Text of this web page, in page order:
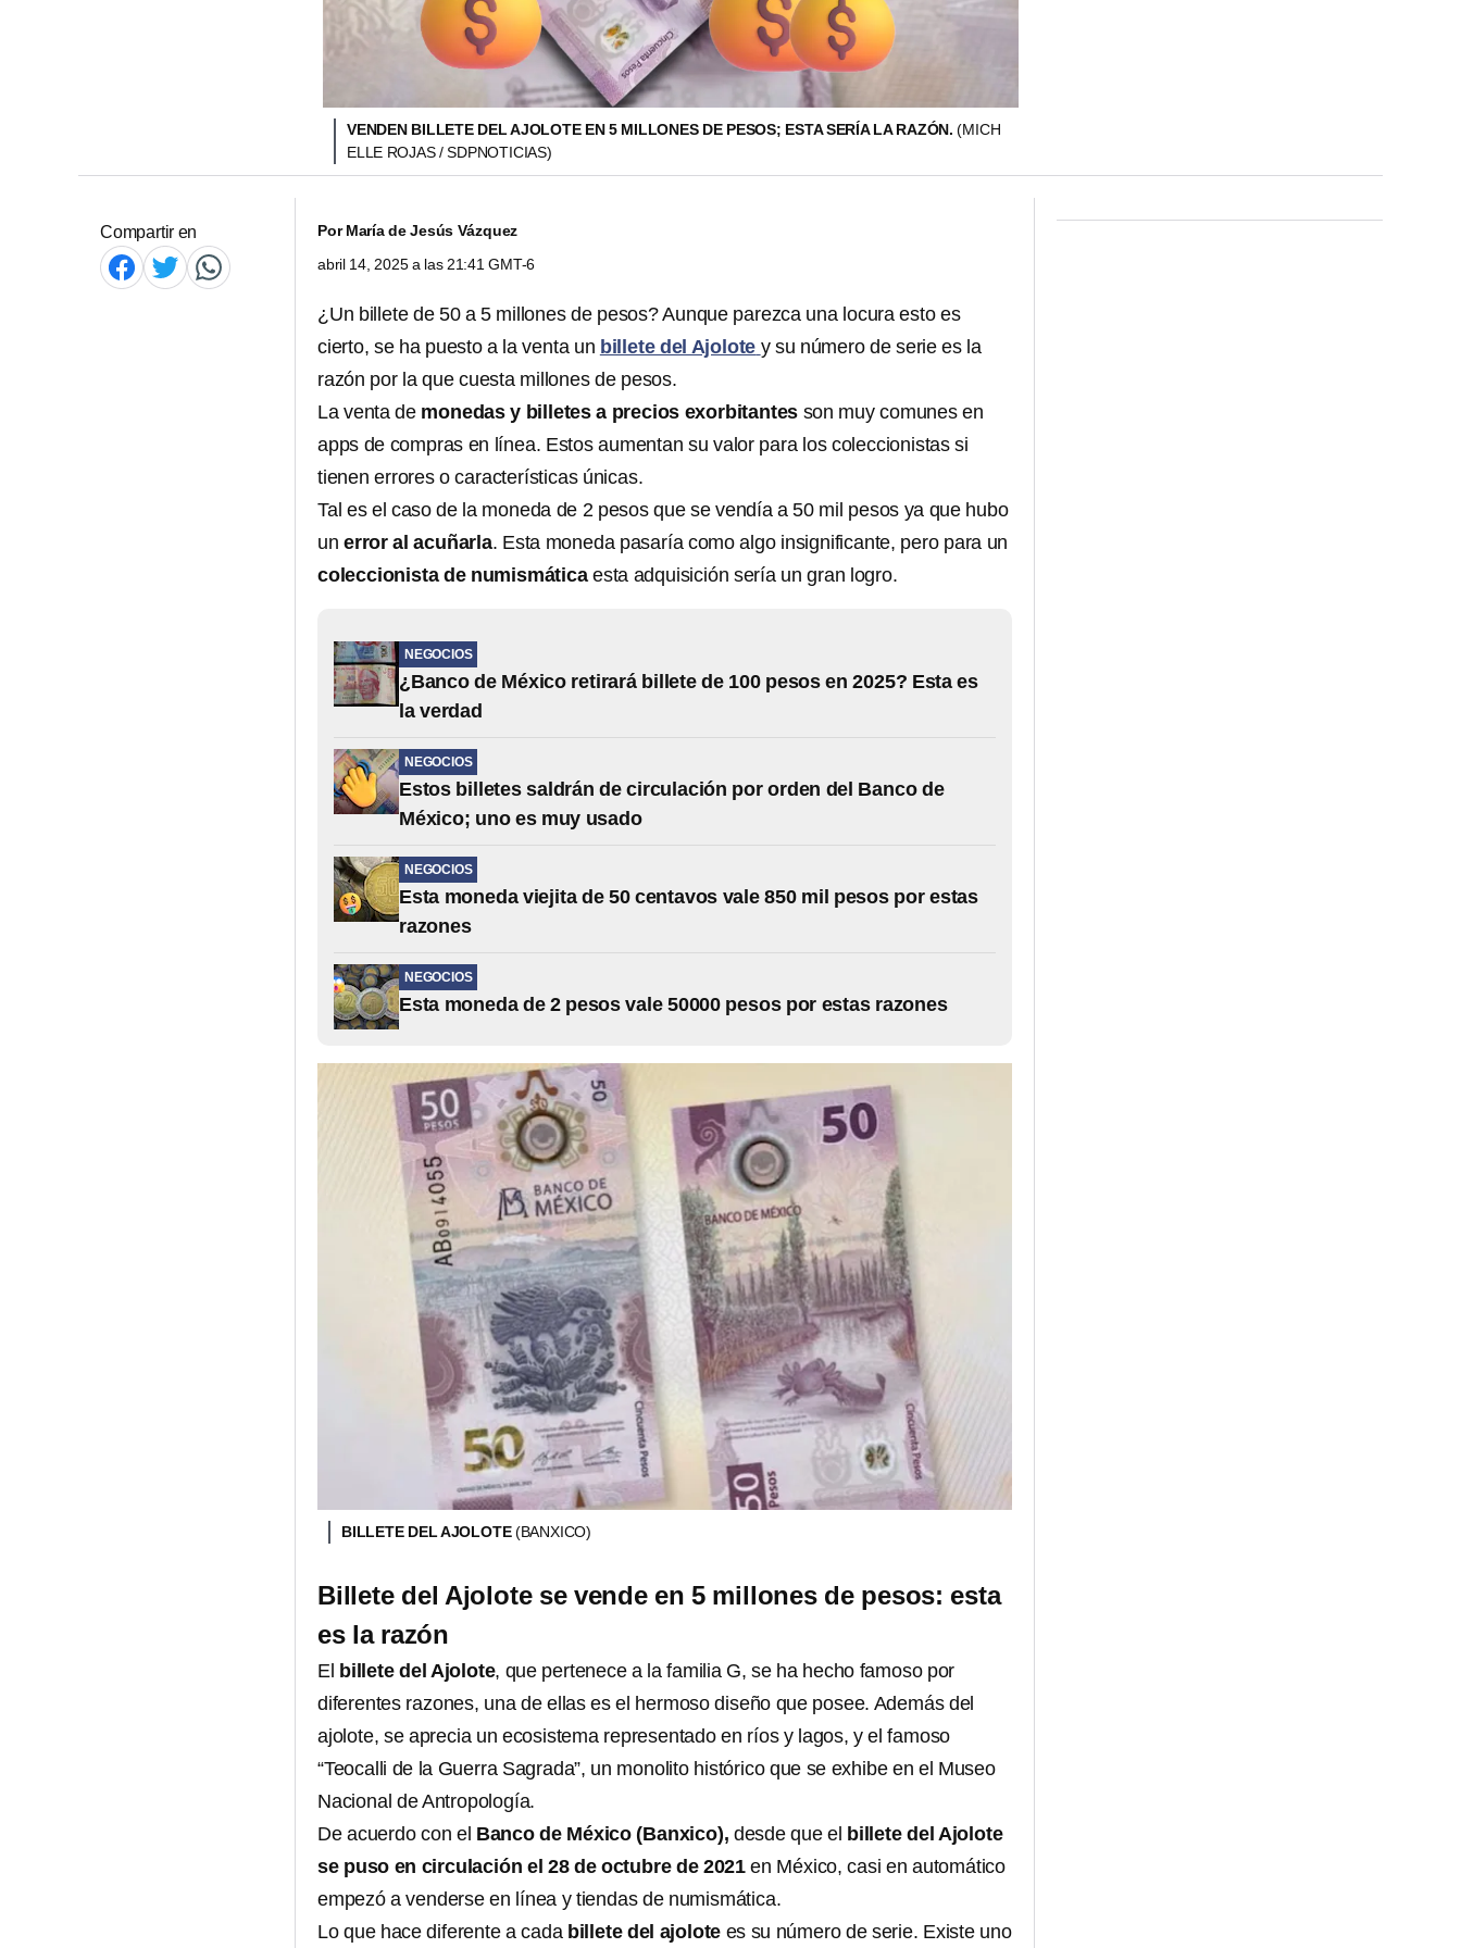
VENDEN BILLETE DEL AJOLOTE EN 5 MILLONES DE PESOS; ESTA SERÍA LA RAZÓN.(MICH
ELLE ROJAS / SDPNOTICIAS)
Compartir en PorMaría de Jesús Vázquez
abril 14, 2025 a las 21:41 GMT-6
¿Un billete de 50 a 5 millones de pesos? Aunque parezca una locura esto es
cierto, se ha puesto a la venta un billete del Ajolote y su número de serie es la
razón por la que cuesta millones de pesos.
La venta de monedas y billetes a precios exorbitantes son muy comunes en
apps de compras en línea. Estos aumentan su valor para los coleccionistas si
tienen errores o características únicas.
Tal es el caso de la moneda de 2 pesos que se vendía a 50 mil pesos ya que hubo
un error al acuñarla. Esta moneda pasaría como algo insignificante, pero para un
coleccionista de numismática esta adquisición sería un gran logro.
NEGOCIOS
¿Banco de México retirará billete de 100 pesos en 2025? Esta es
la verdad
NEGOCIOS
Estos billetes saldrán de circulación por orden del Banco de
México; uno es muy usado
NEGOCIOS
Esta moneda viejita de 50 centavos vale 850 mil pesos por estas
razones
NEGOCIOS
Esta moneda de 2 pesos vale 50000 pesos por estas razones
BILLETE DEL AJOLOTE(BANXICO)
Billete del Ajolote se vende en 5 millones de pesos: esta
es la razón
El billete del Ajolote, que pertenece a la familia G, se ha hecho famoso por
diferentes razones, una de ellas es el hermoso diseño que posee. Además del
ajolote, se aprecia un ecosistema representado en ríos y lagos, y el famoso
“Teocalli de la Guerra Sagrada”, un monolito histórico que se exhibe en el Museo
Nacional de Antropología.
De acuerdo con el Banco de México (Banxico), desde que el billete del Ajolote
se puso en circulación el 28 de octubre de 2021 en México, casi en automático
empezó a venderse en línea y tiendas de numismática.
Lo que hace diferente a cada billete del ajolote es su número de serie. Existe uno